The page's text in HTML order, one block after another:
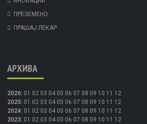
ПРЕЗЕМЕНО
ПРАШАЈ ЛЕКАР
АРХИВА
2026: 01 02 03 04 05 06 07 08 09 10 11 12
2025: 01 02 03 04 05 06 07 08 09 10 11 12
2024: 01 02 03 04 05 06 07 08 09 10 11 12
2023: 01 02 03 04 05 06 07 08 09 10 11 12